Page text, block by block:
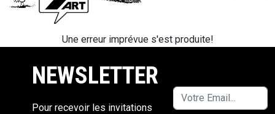
Une erreur imprévue s'est produite!
NEWSLETTER
Pour recevoir les invitations